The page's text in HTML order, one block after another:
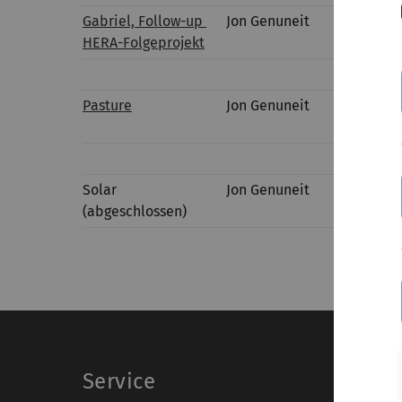
Gabriel, Follow-up
HERA-Folgeprojekt
Jon Genuneit
Pasture Jon Genuneit
Solar
(abgeschlossen)
Jon Genuneit
Service